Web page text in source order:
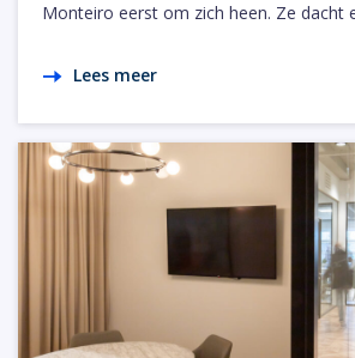
Monteiro eerst om zich heen. Ze dacht
Lees meer